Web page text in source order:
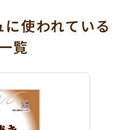
使われている
覧